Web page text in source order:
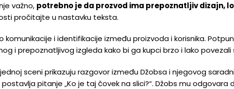
važno, potrebno je da prozvod ima prepoznatljiv dizajn,
pročitajte u nastavku teksta.
komunikacije i identifikacije između proizvoda i korisnika.
i prepoznatljivog izgleda kako bi ga kupci brzo i lako
sceni prikazuju razgovor između Džobsa i njegovog
pitanje „Ko je taj čovek na slici?“. Džobs mu